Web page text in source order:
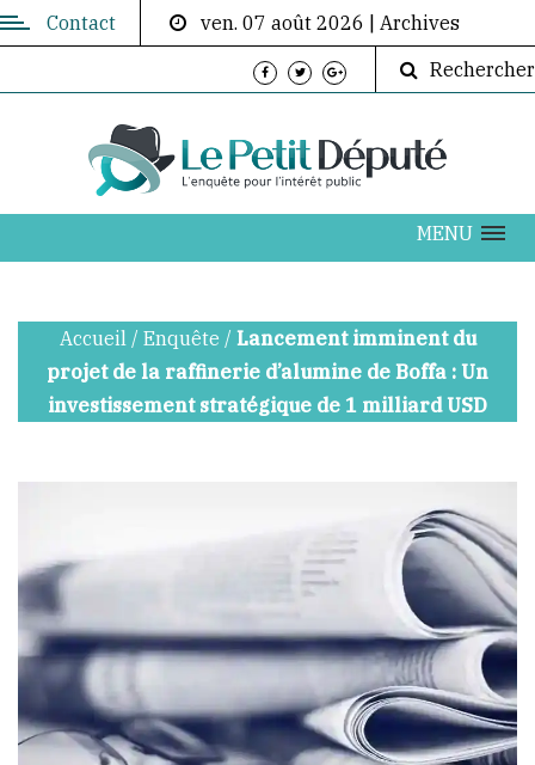
Directeur
info@lepetitdepute.com
+224
WhatsApp
akoumba2000
Résidence
Hawa-
Contact ven. 07 août 2026
Archives
Rechercher
MENU
Accueil / Enquête / Lancement imminent du
projet de la raffinerie d’alumine de Boffa : Un
investissement stratégique de 1 milliard USD